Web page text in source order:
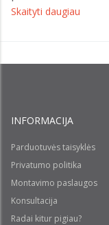
Skaityti daugiau
INFORMACIJA
Parduotuvės taisyklės
Privatumo politika
Montavimo paslaugos
Konsultacija
Radai kitur pigiau?